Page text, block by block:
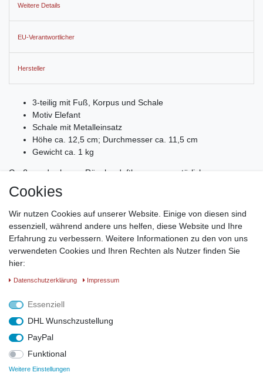
Weitere Details
EU-Verantwortlicher
Hersteller
3-teilig mit Fuß, Korpus und Schale
Motiv Elefant
Schale mit Metalleinsatz
Höhe ca. 12,5 cm; Durchmesser ca. 11,5 cm
Gewicht ca. 1 kg
Große und schwere Räucherduftlampe aus natürlichem
Speckstein. Diese Räucherduftlampe besteht aus drei Teilen
und ermöglicht so eine einfache Handhabung und Säuberung der
Lampe. Nach dem Einstellen des Teelichtes,
lässt sich, ohne sich die Finger zu verbrennen, der Korpus
aufsetzen und anschließend die Schale.
Die Schale ist mit Metalleinsatz und kann daher sowohl als
Duftlampe als auch als Räucherschale verwendet werden.
Schale stehen im Kontrast zueinander und verleihen mit dem
attraktive, wertige Erscheinung.
Cookies
Wir nutzen Cookies auf unserer Website. Einige von diesen sind
essenziell, während andere uns helfen, diese Website und Ihre
Erfahrung zu verbessern. Weitere Informationen zu den von uns
verwendeten Cookies und Ihren Rechten als Nutzer finden Sie
hier:
Daten­schutz­erklärung Impressum
Essenziell
DHL Wunschzustellung
PayPal
Funktional
Weitere Einstellungen